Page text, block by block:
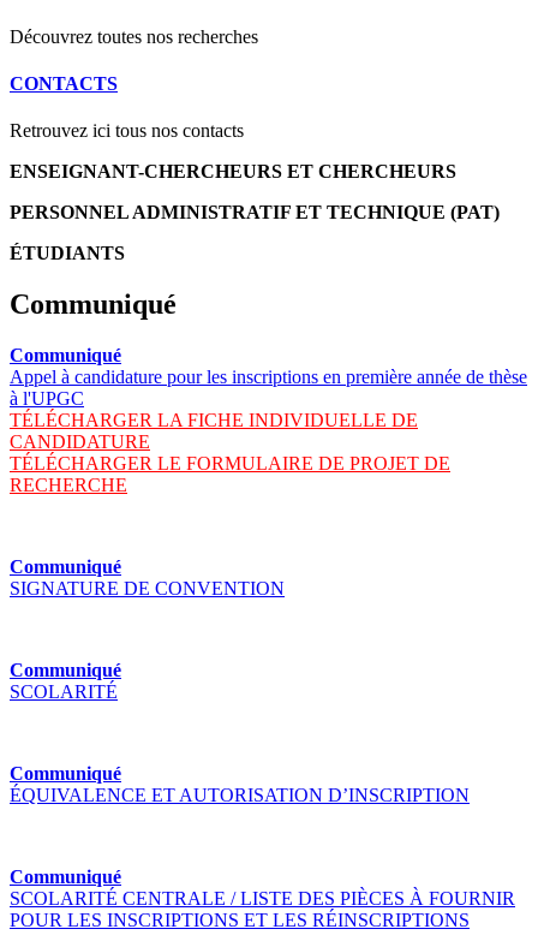
Découvrez toutes nos recherches
CONTACTS
Retrouvez ici tous nos contacts
ENSEIGNANT-CHERCHEURS ET CHERCHEURS
PERSONNEL ADMINISTRATIF ET TECHNIQUE (PAT)
ÉTUDIANTS
Communiqué
Communiqué
Appel à candidature pour les inscriptions en première année de thèse
à l'UPGC
TÉLÉCHARGER LA FICHE INDIVIDUELLE DE
CANDIDATURE
TÉLÉCHARGER LE FORMULAIRE DE PROJET DE
RECHERCHE
Communiqué
SIGNATURE DE CONVENTION
Communiqué
SCOLARITÉ
Communiqué
ÉQUIVALENCE ET AUTORISATION D’INSCRIPTION
Communiqué
SCOLARITÉ CENTRALE / LISTE DES PIÈCES À FOURNIR
POUR LES INSCRIPTIONS ET LES RÉINSCRIPTIONS